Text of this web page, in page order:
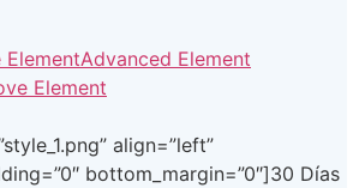
ElementAdvanced Element
Element
align=”left”
bottom_margin=”0″]30 Días